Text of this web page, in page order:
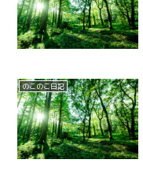
のこのこ日記